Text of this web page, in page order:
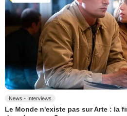
News - Interviews
Le Monde n'existe pas sur Arte : la